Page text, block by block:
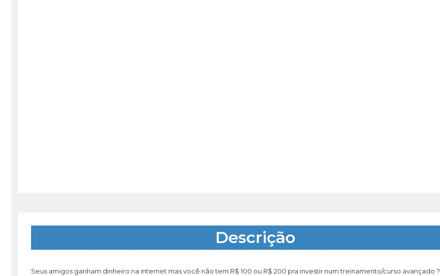
Descrição
Seus amigos ganham dinheiro na internet mas você não tem R$ 100 ou R$ 200 pra investir num treinamento/curso avançado ?